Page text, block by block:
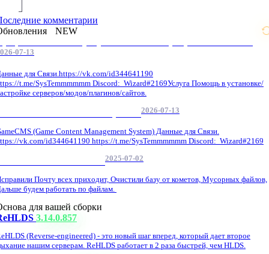
комментарии
NEW
07-13
для Связи.https://vk.com/id344641190
t.me/SysTemmmmmm Discord: Wizard#2169Услуга Помощь в установке/
серверов/модов/плагинов/сайтов.
2026-07-13
(Game Content Management System) Данные для Связи.
vk.com/id344641190 https://t.me/SysTemmmmmm Discord: Wizard#2169
2025-07-02
Почту всех приходит, Очистили базу от кометов, Мусорных файлов,
будем работать по файлам.
для вашей сборки
3.14.0.857
(Reverse-engineered) - это новый шаг вперед, который дает второе
нашим серверам. ReHLDS работает в 2 раза быстрей, чем HLDS.